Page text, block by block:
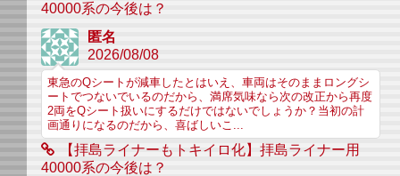
40000系の今後は？
匿名
2026/08/08
東急のQシートが減車したとはいえ、車両はそのままロングシ
ートでつないでいるのだから、満席気味なら次の改正から再度
2両をQシート扱いにするだけではないでしょうか？当初の計
画通りになるのだから、喜ばしいこ...
【拝島ライナーもトキイロ化】拝島ライナー用
40000系の今後は？